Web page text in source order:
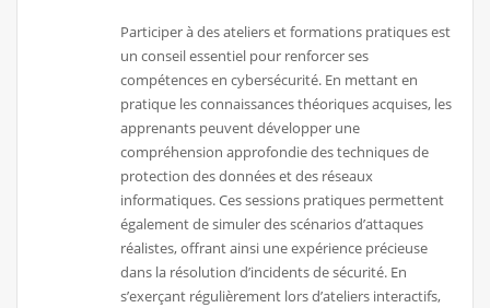
Participer à des ateliers et formations pratiques est
un conseil essentiel pour renforcer ses
compétences en cybersécurité. En mettant en
pratique les connaissances théoriques acquises, les
apprenants peuvent développer une
compréhension approfondie des techniques de
protection des données et des réseaux
informatiques. Ces sessions pratiques permettent
également de simuler des scénarios d’attaques
réalistes, offrant ainsi une expérience précieuse
dans la résolution d’incidents de sécurité. En
s’exerçant régulièrement lors d’ateliers interactifs,